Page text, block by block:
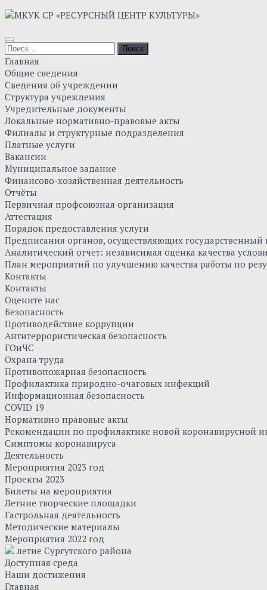
Skip
content
Найти:
Главная
Общие сведения
Сведения об учреждении
Структура учреждения
Учредительные документы
Локальные нормативно-правовые акты
Филиалы и структурные подразделения
Платные услуги
Вакансии
Муниципальное задание
Финансово-хозяйственная деятельность
Отчёты
Первичная профсоюзная организация
Аттестация
Порядок предоставления услуги
Предписания органов, осуществляющих
Аналитический отчет: независимая оценка качества
План мероприятий по улучшению качества работы по
Контакты
Контакты
Оцените нас
Безопасность
Противодействие коррупции
Антитеррористическая безопасность
ГОиЧС
Охрана труда
Противопожарная безопасность
Профилактика природно-очаговых инфекций
Информационная безопасность
COVID 19
Нормативно правовые акты
Рекомендации по профилактике новой коронавирусной
Симптомы коронавируса
Деятельность
Мероприятия 2023 год
Проекты 2023
Билеты на мероприятия
Летние творческие площадки
Гастрольная деятельность
Методические материалы
Мероприятия 2022 год
летие Сургутского района
Доступная среда
Наши достижения
Главная